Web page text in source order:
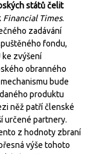
států čelit
Financial Times.
zadávání
fondu,
ke zvýšení
obranného
bude
produktu
něž patří členské
určené partnery.
z hodnoty zbraní
výše tohoto